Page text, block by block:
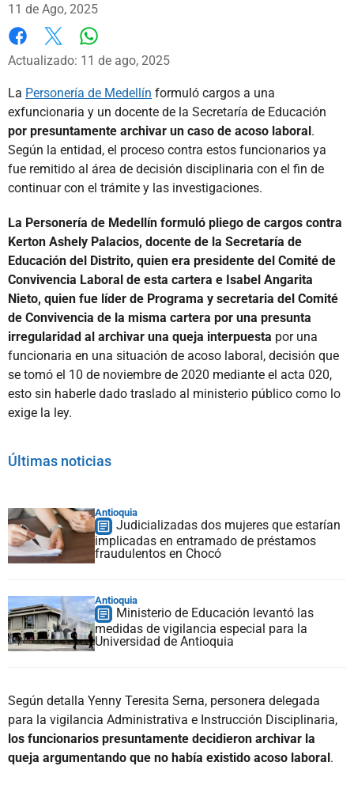
11 de Ago, 2025
Facebook
X
Actualizado: 11 de ago, 2025
La Personería de Medellín formuló cargos a una
exfuncionaria y un docente de la Secretaría de Educación
por presuntamente archivar un caso de acoso laboral.
Según la entidad, el proceso contra estos funcionarios ya
fue remitido al área de decisión disciplinaria con el fin de
continuar con el trámite y las investigaciones.
La Personería de Medellín formuló pliego de cargos contra
Kerton Ashely Palacios, docente de la Secretaría de
Educación del Distrito, quien era presidente del Comité de
Convivencia Laboral de esta cartera e Isabel Angarita
Nieto, quien fue líder de Programa y secretaria del Comité
de Convivencia de la misma cartera por una presunta
irregularidad al archivar una queja interpuesta por una
funcionaria en una situación de acoso laboral, decisión que
se tomó el 10 de noviembre de 2020 mediante el acta 020,
esto sin haberle dado traslado al ministerio público como lo
exige la ley.
Últimas noticias
Antioquia
Judicializadas dos mujeres que estarían
implicadas en entramado de préstamos
fraudulentos en Chocó
Antioquia
Ministerio de Educación levantó las
medidas de vigilancia especial para la
Universidad de Antioquia
Según detalla Yenny Teresita Serna, personera delegada
para la vigilancia Administrativa e Instrucción Disciplinaria,
los funcionarios presuntamente decidieron archivar la
queja argumentando que no había existido acoso laboral.